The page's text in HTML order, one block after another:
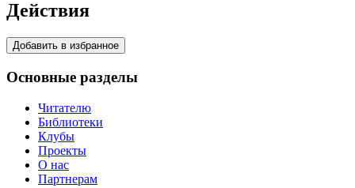
Действия
Добавить в избранное
Основные разделы
Читателю
Библиотеки
Клубы
Проекты
О нас
Партнерам